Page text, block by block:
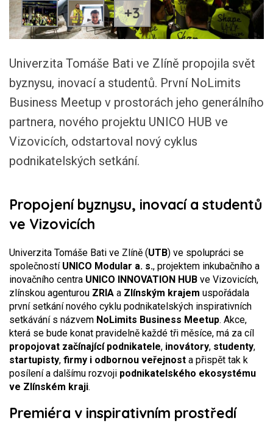
+3
Univerzita Tomáše Bati ve Zlíně propojila svět
byznysu, inovací a studentů. První NoLimits
Business Meetup v prostorách jeho generálního
partnera, nového projektu UNICO HUB ve
Vizovicích, odstartoval nový cyklus
podnikatelských setkání.
Propojení byznysu, inovací a studentů
ve Vizovicích
Univerzita Tomáše Bati ve Zlíně (UTB) ve spolupráci se
společností UNICO Modular a. s., projektem inkubačního a
inovačního centra UNICO INNOVATION HUB ve Vizovicích,
zlínskou agenturou ZRIA a Zlínským krajem uspořádala
první setkání nového cyklu podnikatelských inspirativních
setkávání s názvem NoLimits Business Meetup. Akce,
která se bude konat pravidelně každé tři měsíce, má za cíl
propojovat začínající podnikatele, inovátory, studenty,
startupisty, firmy i odbornou veřejnost a přispět tak k
posílení a dalšímu rozvoji podnikatelského ekosystému
ve Zlínském kraji.
Premiéra v inspirativním prostředí